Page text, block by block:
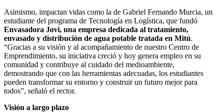
Asimismo, impactan vidas como la de Gabriel Fernando Murcia, un
estudiante del programa de Tecnología en Logística, que fundó
Envasadora Jovi, una empresa dedicada al tratamiento,
envasado y distribución de agua potable tratada en Mitú.
“Gracias a su visión y al acompañamiento de nuestro Centro de
Emprendimiento, su iniciativa creció y hoy genera empleo en su
comunidad y contribuye al cuidado del medioambiente,
demostrando que con las herramientas adecuadas, los estudiantes
pueden transformar su entorno y construir un futuro mejor para
todos”, señaló el rector.
Visión a largo plazo